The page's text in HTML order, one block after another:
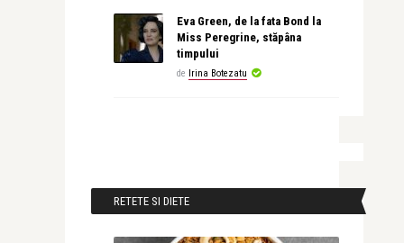
Eva Green, de la fata Bond la
Miss Peregrine, stăpâna
timpului
de Irina Botezatu
RETETE SI DIETE